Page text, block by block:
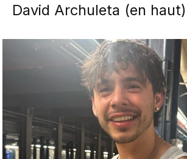
David Archuleta (en haut)